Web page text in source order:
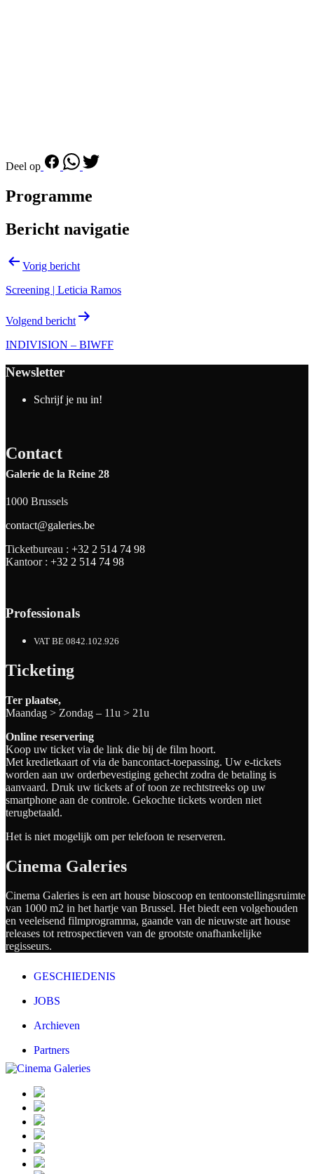
Deel op
Programme
Bericht navigatie
Vorig bericht
Screening | Leticia Ramos
Volgend bericht
INDIVISION – BIWFF
Newsletter
Schrijf je nu in!
Contact
Galerie de la Reine 28
1000 Brussels
contact@galeries.be
Ticketbureau : +32 2 514 74 98
Kantoor : +32 2 514 74 98
Professionals
VAT BE 0842.102.926
Ticketing
Ter plaatse,
Maandag > Zondag – 11u > 21u
Online reservering
Koop uw ticket via de link die bij de film hoort.
Met kredietkaart of via de bancontact-toepassing. Uw e-tickets
worden aan uw orderbevestiging gehecht zodra de betaling is
aanvaard. Druk uw tickets af of toon ze rechtstreeks op uw
smartphone aan de controle. Gekochte tickets worden niet
terugbetaald.
Het is niet mogelijk om per telefoon te reserveren.
Cinema Galeries
Cinema Galeries is een art house bioscoop en tentoonstellingsruimte
van 1000 m2 in het hartje van Brussel. Het biedt een volgehouden
en veeleisend filmprogramma, gaande van de nieuwste art house
releases tot retrospectieven van de grootste onafhankelijke
regisseurs.
GESCHIEDENIS
JOBS
Archieven
Partners